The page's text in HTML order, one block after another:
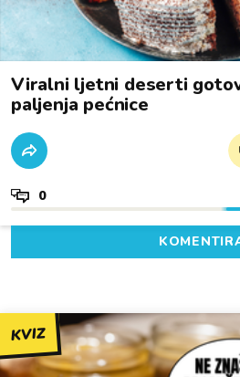
Viralni ljetni deserti
paljenja pećnice
0
KVIZ